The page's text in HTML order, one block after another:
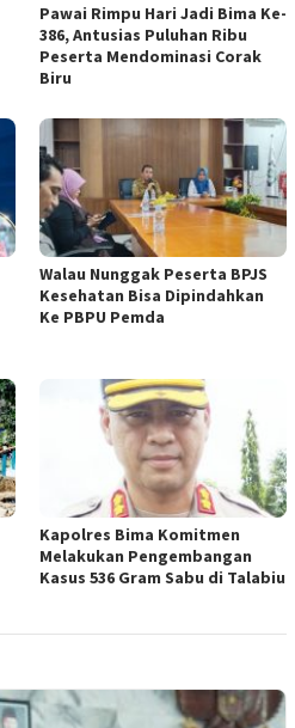
Pawai Rimpu Hari Jadi Bima Ke-
386, Antusias Puluhan Ribu
Peserta Mendominasi Corak
Biru
Walau Nunggak Peserta BPJS
Kesehatan Bisa Dipindahkan
Ke PBPU Pemda
Kapolres Bima Komitmen
Melakukan Pengembangan
Kasus 536 Gram Sabu di Talabiu